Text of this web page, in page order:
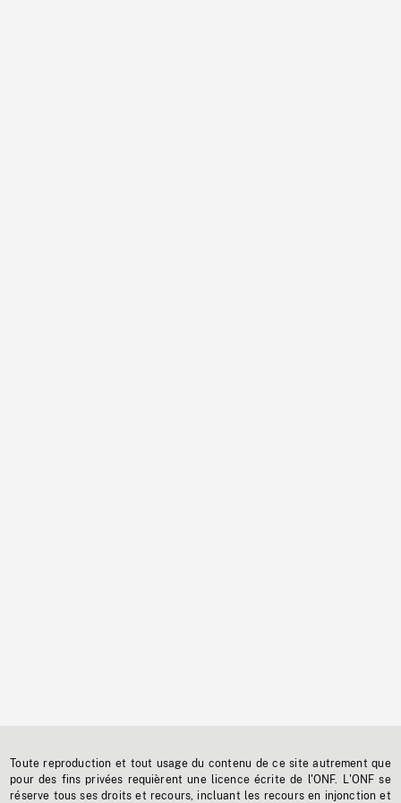
Toute reproduction et tout usage du contenu de ce site autrement que
pour des fins privées requièrent une licence écrite de l'ONF. L'ONF se
réserve tous ses droits et recours, incluant les recours en injonction et